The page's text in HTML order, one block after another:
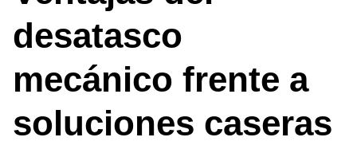
desatasco
mecánico frente a
soluciones caseras